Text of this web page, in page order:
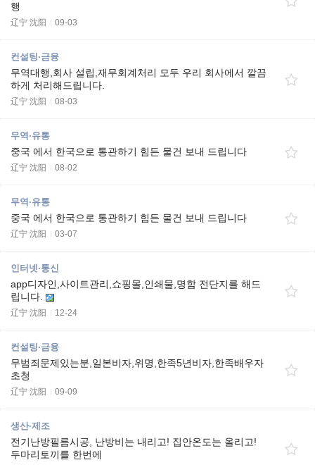
행
辽宁 沈阳 09-03
컨설팅·금융
무역대행,회사 설립,재무회계처리 모두 우리 회사에서 깔끔
하게 처리해드립니다.
辽宁 沈阳 08-03
무역·유통
중국 에서 한국으로 통관하기 힘든 물건 보내 드립니다
辽宁 沈阳 08-02
무역·유통
중국 에서 한국으로 통관하기 힘든 물건 보내 드립니다
辽宁 沈阳 03-07
인터넷·통신
app디자인,사이트관리,쇼핑몰,인쇄물,명함 전단지를 해드
립니다.
辽宁 沈阳 12-24
컨설팅·금융
무범죄문제있는분,일본비자,위명,한족5년비자,한족배우자
초청
辽宁 沈阳 09-09
생산·제조
전기난방필름시공, 난방비는 내리고! 집안온도는 올리고!
두마리토끼를 한번에